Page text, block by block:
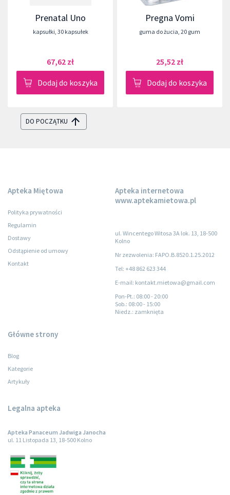
Prenatal Uno
kapsułki, 30 kapsułek
67,62 zł
Dodaj do koszyka
Pregna Vomi
guma do żucia, 20 gum
25,52 zł
Dodaj do koszyka
DO POCZĄTKU
Apteka Miętowa
Polityka prywatności
Regulamin
Dostawy
Odstąpienie od umowy
Kontakt
Apteka internetowa
www.aptekamietowa.pl
ul. Wincentego Witosa 3A lok. 13, 18-500
Kolno
Nr zezwolenia: FAPO.B.8520.1.25.2012
Tel: +48 862 623 344
E-mail: kontakt.mietowa@gmail.com
Pon-Pt.: 08:00 - 20:00
Sob.: 08:00 - 15:00
Niedz.: zamknięta
Główne strony
Blog
Kategorie
Artykuły
Legalna apteka
Apteka Panaceum Jadwiga Janocha
ul. 11 Listopada 13, 18-500 Kolno